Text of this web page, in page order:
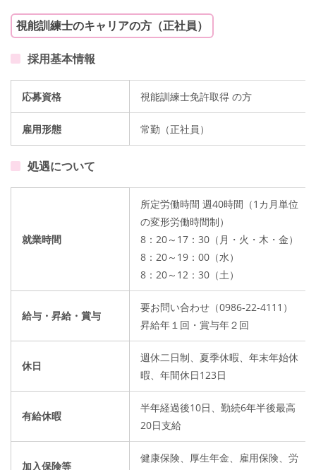
視能訓練士のキャリアの方（正社員）
採用基本情報
応募資格 視能訓練士免許取得 の方
雇用形態 常勤（正社員）
処遇について
就業時間
所定労働時間 週40時間（1カ月単位
の変形労働時間制）
8：20～17：30（月・火・木・金）
8：20～19：00（水）
8：20～12：30（土）
給与・昇給・賞与
要お問い合わせ（0986-22-4111）
昇給年１回・賞与年２回
休日
週休二日制、夏季休暇、年末年始休
暇、年間休日123日
有給休暇
半年経過後10日、勤続6年半後最高
20日支給
加入保険等
健康保険、厚生年金、雇用保険、労